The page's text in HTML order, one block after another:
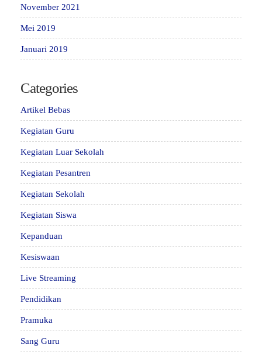
November 2021
Mei 2019
Januari 2019
Categories
Artikel Bebas
Kegiatan Guru
Kegiatan Luar Sekolah
Kegiatan Pesantren
Kegiatan Sekolah
Kegiatan Siswa
Kepanduan
Kesiswaan
Live Streaming
Pendidikan
Pramuka
Sang Guru